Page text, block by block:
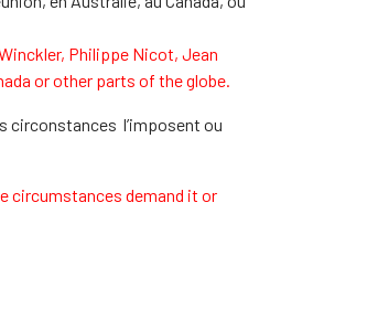
Philippe Nicot, Jean
or other parts of the globe.
circonstances l’imposent ou
circumstances demand it or